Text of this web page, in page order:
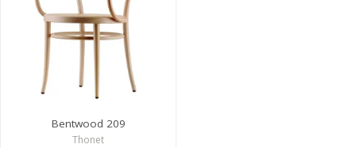
Bentwood 209
Thonet